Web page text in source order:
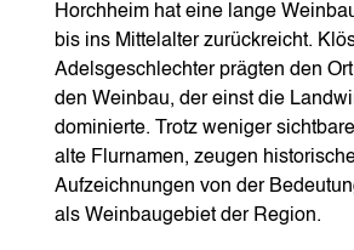
Horchheim hat eine lange
bis ins Mittelalter zurückreicht.
Adelsgeschlechter prägten den
den Weinbau, der einst die
dominierte. Trotz weniger
alte Flurnamen, zeugen
Aufzeichnungen von der
als Weinbaugebiet der Region.